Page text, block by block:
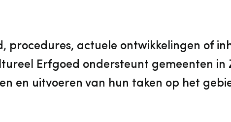
Veelgestelde vragen
Digitale toegankelijkheid
procedures, actuele ontwikkelingen of
Erfgoed ondersteunt gemeenten
en uitvoeren van hun taken op het